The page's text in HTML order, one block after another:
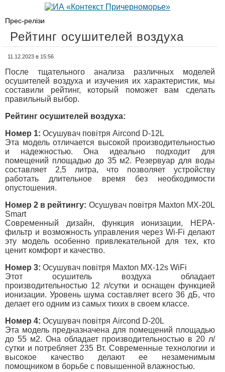
Прес-релізи
Рейтинг осушителей воздуха
11.12.2023 в 15:56
После тщательного анализа различных моделей
осушителей воздуха и изучения их характеристик, мы
составили рейтинг, который поможет вам сделать
правильный выбор.
Рейтинг осушителей воздуха:
Номер 1: Осушувач повітря Aircond D-12L
Эта модель отличается высокой производительностью
и надежностью. Она идеально подходит для
помещений площадью до 35 м2. Резервуар для воды
составляет 2,5 литра, что позволяет устройству
работать длительное время без необходимости
опустошения.
Номер 2 в рейтингу: Осушувач повітря Maxton MX-20L
Smart
Современный дизайн, функция ионизации, HEPA-
фильтр и возможность управления через Wi-Fi делают
эту модель особенно привлекательной для тех, кто
ценит комфорт и качество.
Номер 3: Осушувач повітря Maxton MX-12s WiFi
Этот осушитель воздуха обладает
производительностью 12 л/сутки и оснащен функцией
ионизации. Уровень шума составляет всего 36 дБ, что
делает его одним из самых тихих в своем классе.
Номер 4: Осушувач повітря Aircond D-20L
Эта модель предназначена для помещений площадью
до 55 м2. Она обладает производительностью в 20 л/
сутки и потребляет 235 Вт. Современные технологии и
высокое качество делают ее незаменимым
помощником в борьбе с повышенной влажностью.